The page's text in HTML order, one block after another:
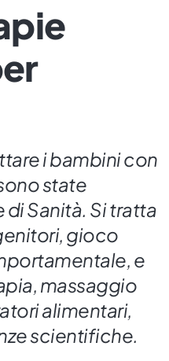
i bambini con
state
Sanità. Si tratta
gioco
e
massaggio
alimentari,
scientifiche.